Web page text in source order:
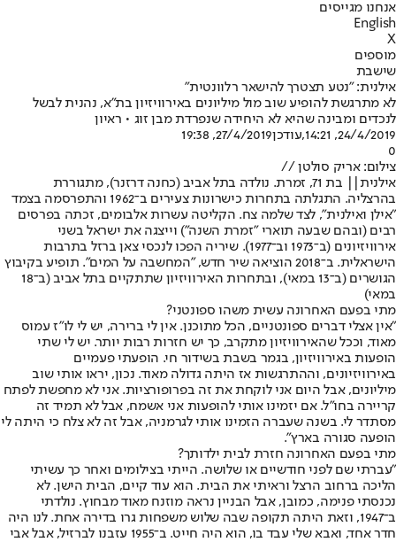
אנחנו מגייסים
English
X
מוספים
שישבת
אילנית: "נטע תצטרך להישאר רלוונטית"
לא מתרגשת להופיע שוב מול מיליונים באירוויזיון בת"א, נהנית לבשל
לנכדים ומבינה שהיא לא היחידה שנפרדת מבן זוג • ראיון
24/4/2019, 14:21
,עודכן27/4/2019, 19:38
0
צילום: אריק סולטן //
אילנית
|| בת 71, זמרת. נולדה בתל אביב (כחנה דרזנר), מתגוררת
בהרצליה. התגלתה בתחרות כישרונות צעירים ב־1962 והתפרסמה בצמד
"אילן ואילנית", לצד שלמה צח. הקליטה עשרות אלבומים, זכתה בפרסים
רבים (ובהם שבעה תוארי "זמרת השנה") וייצגה את ישראל בשני
אירוויזיונים (ב־1973 וב־1977). שיריה הפכו לנכסי צאן ברזל בתרבות
הישראלית. ב־2018 הוציאה שיר חדש, "המחשבה על המים". תופיע בקיבוץ
הגושרים (ב־13 במאי), ובתחרות האירוויזיון שתתקיים בתל אביב (ב־18
במאי)
מתי בפעם האחרונה עשית משהו ספונטני?
"אין אצלי דברים ספונטניים, הכל מתוכנן. אין לי ברירה, יש לי לו"ז עמוס
מאוד, וככל שהאירוויזיון מתקרב, כך יש חזרות רבות יותר. יש לי שתי
הופעות באירוויזיון, בגמר בשבת בשידור חי. הופעתי פעמיים
באירוויזיונים, וההתרגשות אז היתה גדולה מאוד. נכון, יראו אותי שוב
מיליונים, אבל היום אני לוקחת את זה בפרופורציות. אני לא מחפשת לפתח
קריירה בחו"ל. אם יזמינו אותי להופעות אני אשמח, אבל לא תמיד זה
מסתדר לי. בשנה שעברה הזמינו אותי לגרמניה, אבל זה לא צלח כי היתה לי
הופעה סגורה בארץ".
מתי בפעם האחרונה חזרת לבית ילדותך?
"עברתי שם לפני חודשיים או שלושה. הייתי בצילומים ואחר כך עשיתי
הליכה ברחוב הרצל וראיתי את הבית. הוא עוד קיים, הבית הישן. לא
נכנסתי פנימה, כמובן, אבל הבניין נראה מוזנח מאוד מבחוץ. נולדתי
ב־1947, וזאת היתה תקופה שבה שלוש משפחות גרו בדירה אחת. לנו היה
חדר אחד, ואבא שלי עבד בו, הוא היה חייט. ב־1955 עזבנו לברזיל, אבל אבי